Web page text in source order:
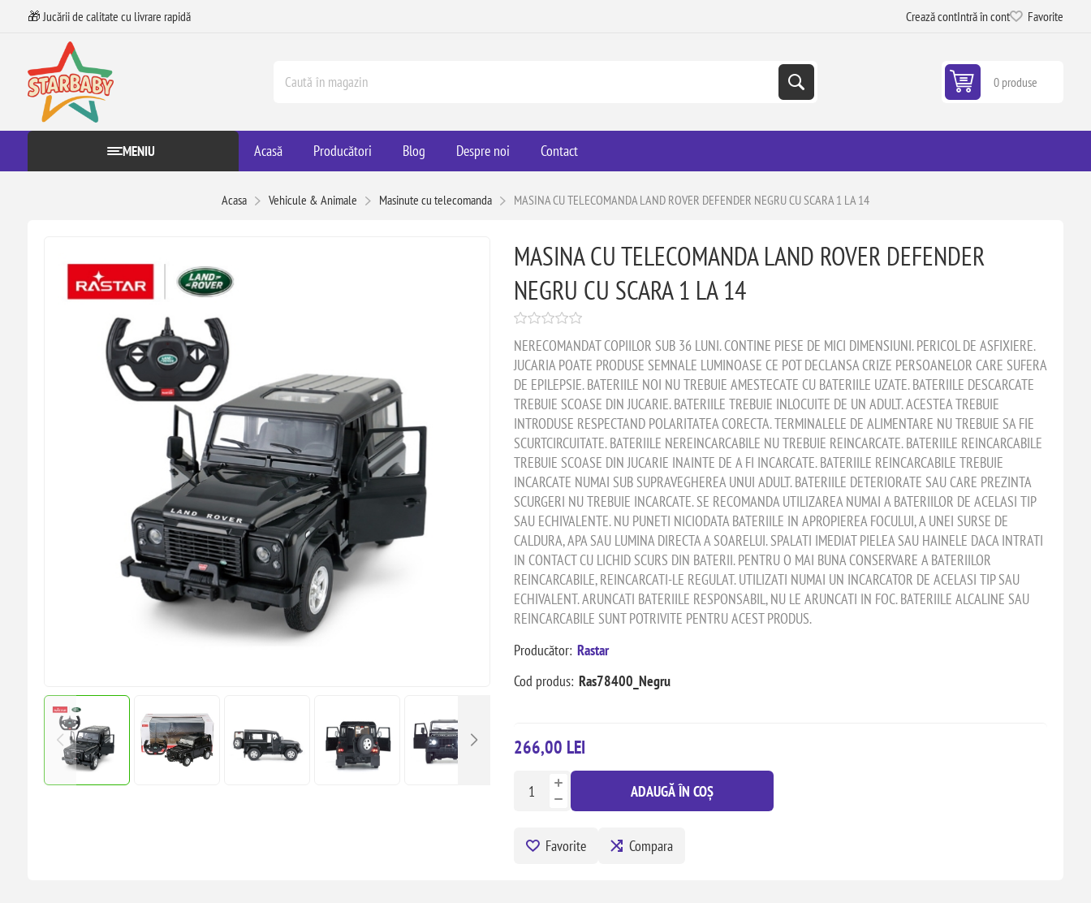
🎁 Jucării de calitate cu livrare rapidă Crează contIntră în cont Favorite
0 produse
MENIU Acasă Producători Blog Despre noi Contact
Acasa Vehicule & Animale Masinute cu telecomanda MASINA CU TELECOMANDA LAND ROVER DEFENDER NEGRU CU SCARA 1 LA 14
MASINA CU TELECOMANDA LAND ROVER DEFENDER
NEGRU CU SCARA 1 LA 14
NERECOMANDAT COPIILOR SUB 36 LUNI. CONTINE PIESE DE MICI DIMENSIUNI. PERICOL DE ASFIXIERE.
JUCARIA POATE PRODUSE SEMNALE LUMINOASE CE POT DECLANSA CRIZE PERSOANELOR CARE SUFERA
DE EPILEPSIE. BATERIILE NOI NU TREBUIE AMESTECATE CU BATERIILE UZATE. BATERIILE DESCARCATE
TREBUIE SCOASE DIN JUCARIE. BATERIILE TREBUIE INLOCUITE DE UN ADULT. ACESTEA TREBUIE
INTRODUSE RESPECTAND POLARITATEA CORECTA. TERMINALELE DE ALIMENTARE NU TREBUIE SA FIE
SCURTCIRCUITATE. BATERIILE NEREINCARCABILE NU TREBUIE REINCARCATE. BATERIILE REINCARCABILE
TREBUIE SCOASE DIN JUCARIE INAINTE DE A FI INCARCATE. BATERIILE REINCARCABILE TREBUIE
INCARCATE NUMAI SUB SUPRAVEGHEREA UNUI ADULT. BATERIILE DETERIORATE SAU CARE PREZINTA
SCURGERI NU TREBUIE INCARCATE. SE RECOMANDA UTILIZAREA NUMAI A BATERIILOR DE ACELASI TIP
SAU ECHIVALENTE. NU PUNETI NICIODATA BATERIILE IN APROPIEREA FOCULUI, A UNEI SURSE DE
CALDURA, APA SAU LUMINA DIRECTA A SOARELUI. SPALATI IMEDIAT PIELEA SAU HAINELE DACA INTRATI
IN CONTACT CU LICHID SCURS DIN BATERII. PENTRU O MAI BUNA CONSERVARE A BATERIILOR
REINCARCABILE, REINCARCATI-LE REGULAT. UTILIZATI NUMAI UN INCARCATOR DE ACELASI TIP SAU
ECHIVALENT. ARUNCATI BATERIILE RESPONSABIL, NU LE ARUNCATI IN FOC. BATERIILE ALCALINE SAU
REINCARCABILE SUNT POTRIVITE PENTRU ACEST PRODUS.
Producător: Rastar
Cod produs: Ras78400_Negru
266,00 LEI
ADAUGĂ ÎN COȘ
Favorite Compara